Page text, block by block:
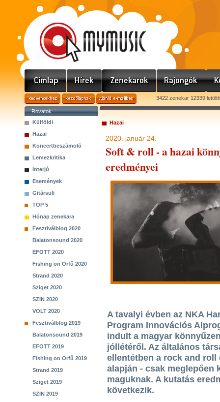
3422 zenekar 12339
Rovatok
Külföldi
Hazai
Koncertbeszámoló
Lemezkritika
Interjú
Események
Gitársuli
TOP 5
Hónap zenekara
Fesztiválblog 2020
Balatonsound 2020
EFOTT 2020
Fishing on Orfű 2020
Strand 2020
Sziget 2020
SZIN 2020
VOLT 2020
Fesztiválblog 2019
Balatonsound 2019
EFOTT 2019
Fishing on Orfű 2019
Strand 2019
Sziget 2019
SZIN 2019
Hazai
2020. január 24.
Soft & roll - a hazai
eredményei
A tavalyi évben az NKA
Program Innovációs
indult a magyar
jóllétéről. Az általános
ellentétben a rock and
alapján - csak meglepően
maguknak. A kutatás
következik.